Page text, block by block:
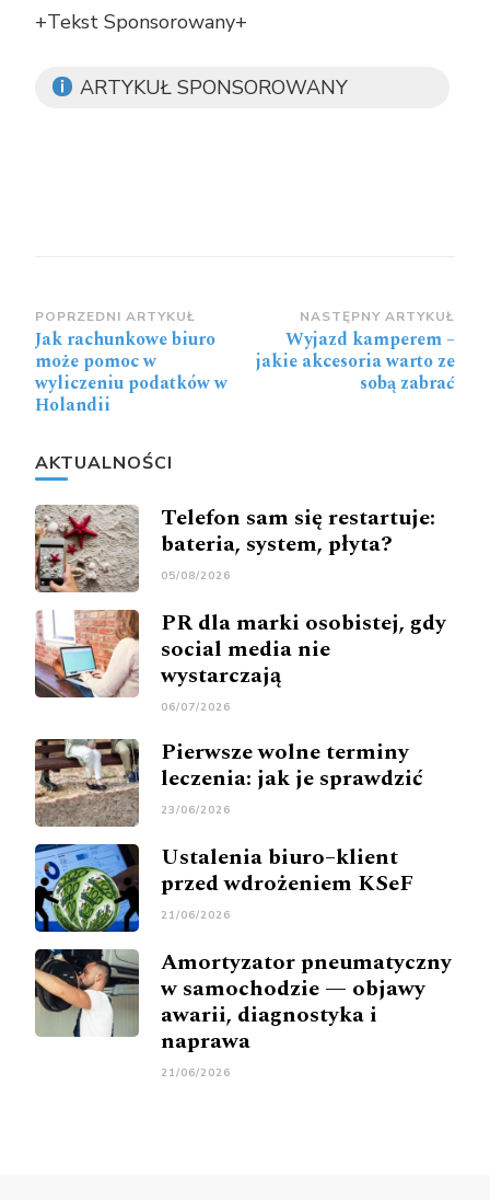
+Tekst Sponsorowany+
ARTYKUŁ SPONSOROWANY
Zobacz
wpisy
POPRZEDNI ARTYKUŁ
Jak rachunkowe biuro
może pomoc w
wyliczeniu podatków w
Holandii
NASTĘPNY ARTYKUŁ
Wyjazd kamperem –
jakie akcesoria warto ze
sobą zabrać
AKTUALNOŚCI
Telefon sam się restartuje:
bateria, system, płyta?
05/08/2026
PR dla marki osobistej, gdy
social media nie
wystarczają
06/07/2026
Pierwsze wolne terminy
leczenia: jak je sprawdzić
23/06/2026
Ustalenia biuro–klient
przed wdrożeniem KSeF
21/06/2026
Amortyzator pneumatyczny
w samochodzie — objawy
awarii, diagnostyka i
naprawa
21/06/2026